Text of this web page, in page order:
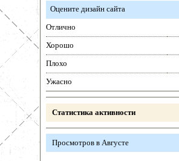
Оцените дизайн сайта
Отлично
Хорошо
Плохо
Ужасно
Статистика активности
Просмотров в Августе